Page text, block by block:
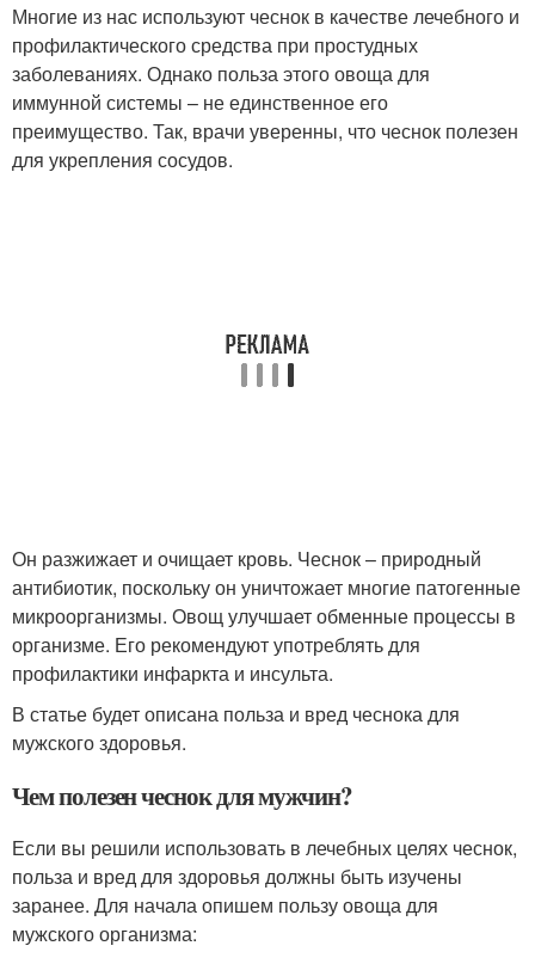
Многие из нас используют чеснок в качестве лечебного и
профилактического средства при простудных
заболеваниях. Однако польза этого овоща для
иммунной системы – не единственное его
преимущество. Так, врачи уверенны, что чеснок полезен
для укрепления сосудов.
Он разжижает и очищает кровь. Чеснок – природный
антибиотик, поскольку он уничтожает многие патогенные
микроорганизмы. Овощ улучшает обменные процессы в
организме. Его рекомендуют употреблять для
профилактики инфаркта и инсульта.
В статье будет описана польза и вред чеснока для
мужского здоровья.
Чем полезен чеснок для мужчин?
Если вы решили использовать в лечебных целях чеснок,
польза и вред для здоровья должны быть изучены
заранее. Для начала опишем пользу овоща для
мужского организма: